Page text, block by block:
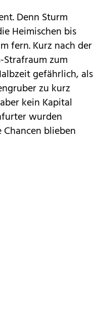
Denn Sturm
Heimischen bis
fern. Kurz nach der
zum
gefährlich, als
zu kurz
kein Kapital
wurden
blieben